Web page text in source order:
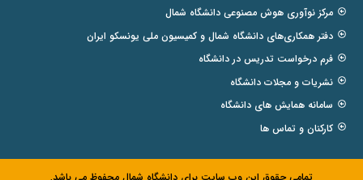
مرکز نوآوری هوش مصنوعی دانشگاه شمال
دفتر همکاری‌های دانشگاه شمال و کمیسیون ملی یونسکو ایران
فرم درخواست تدریس در دانشگاه
نشریات و مجلات دانشگاه
سامانه همایش های دانشگاه
کارکنان و تماس ها